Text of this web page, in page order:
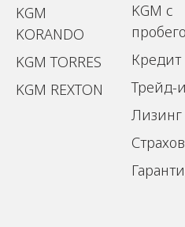
KGM
KORANDO
KGM TORRES
KGM REXTON
KGM с
Кредит
Трейд-
Лизинг